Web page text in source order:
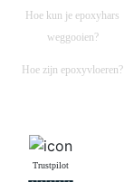
Hoe kun je epoxyhars
weggooien?
Hoe zijn epoxyvloeren?
Trustpilot